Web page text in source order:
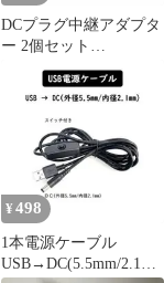
DCプラグ中継アダプタ
ー 2個セット
5.5×2.1mm オス-オス
DC12V用 直結コネクタ
¥ 498
1本電源ケーブル
USB→DC(5.5mm/2.1m